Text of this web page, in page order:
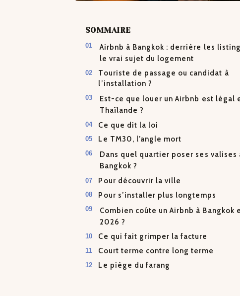
SOMMAIRE
Airbnb à Bangkok : derrière les
le vrai sujet du logement
Touriste de passage ou candidat à
l’installation ?
Est-ce que louer un Airbnb est légal
Thaïlande ?
Ce que dit la loi
Le TM30, l’angle mort
Dans quel quartier poser ses valises
Bangkok ?
Pour découvrir la ville
Pour s’installer plus longtemps
Combien coûte un Airbnb à Bangkok
2026 ?
Ce qui fait grimper la facture
Court terme contre long terme
Le piège du farang